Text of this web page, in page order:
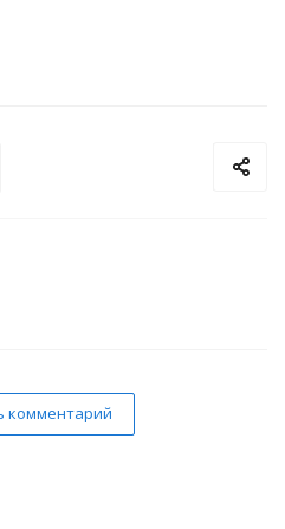
комментарий